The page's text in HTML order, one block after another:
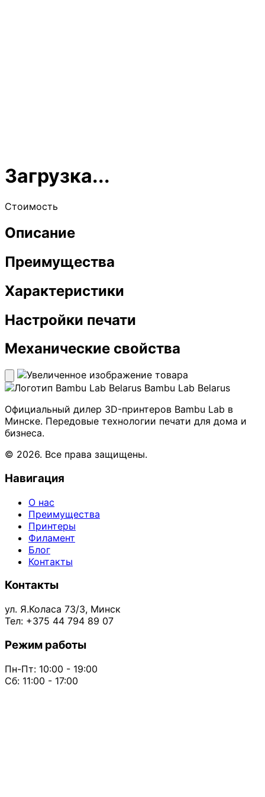
Загрузка...
Стоимость
Описание
Преимущества
Характеристики
Настройки печати
Механические свойства
Bambu Lab Belarus
Официальный дилер 3D-принтеров Bambu Lab в
Минске. Передовые технологии печати для дома и
бизнеса.
© 2026. Все права защищены.
Навигация
О нас
Преимущества
Принтеры
Филамент
Блог
Контакты
Контакты
ул. Я.Коласа 73/3, Минск
Тел: +375 44 794 89 07
Режим работы
Пн-Пт: 10:00 - 19:00
Сб: 11:00 - 17:00